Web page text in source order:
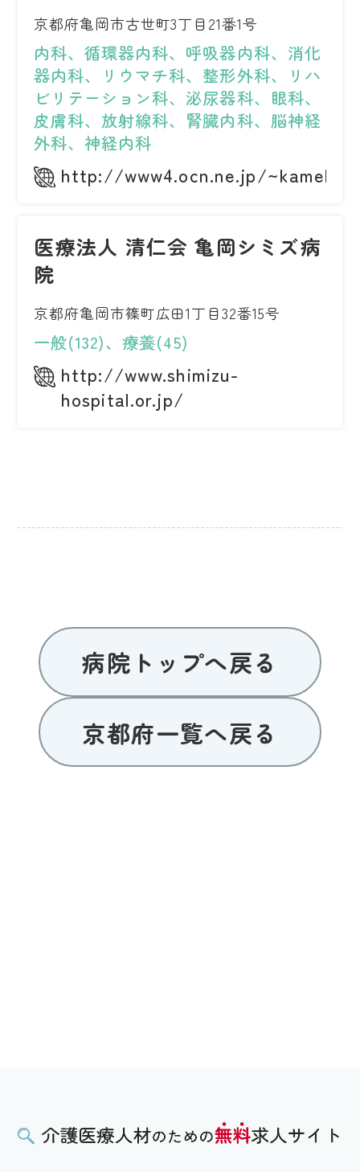
京都府亀岡市古世町3丁目21番1号
内科、循環器内科、呼吸器内科、消化
器内科、リウマチ科、整形外科、リハ
ビリテーション科、泌尿器科、眼科、
皮膚科、放射線科、腎臓内科、脳神経
外科、神経内科
http://www4.ocn.ne.jp/
医療法人 清仁会 亀岡シミズ病
院
京都府亀岡市篠町広田1丁目32番15号
一般(132)、療養(45)
http://www.shimizu-
hospital.or.jp/
病院トップへ戻る
京都府一覧へ戻る